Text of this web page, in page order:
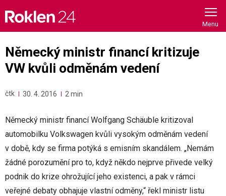
content
Německý ministr financí kritizuje
VW kvůli odměnám vedení
čtk 30. 4. 2016 2 min
Německý ministr financí Wolfgang Schäuble kritizoval
automobilku Volkswagen kvůli vysokým odměnám vedení
v době, kdy se firma potýká s emisním skandálem. „Nemám
žádné porozumění pro to, když někdo nejprve přivede velký
podnik do krize ohrožující jeho existenci, a pak v rámci
veřejné debaty obhajuje vlastní odměny,“ řekl ministr listu